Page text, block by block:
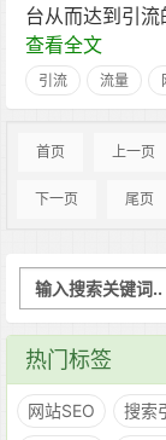
台从而达到引
查看全文
引流 流量
首页 上一页
下一页 尾页
热门标签
网站SEO 搜索